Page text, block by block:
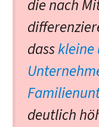
die nach
dass
deutlich